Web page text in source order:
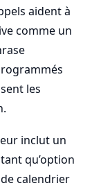
aident à
comme un
les
inclut un
qu’option
calendrier